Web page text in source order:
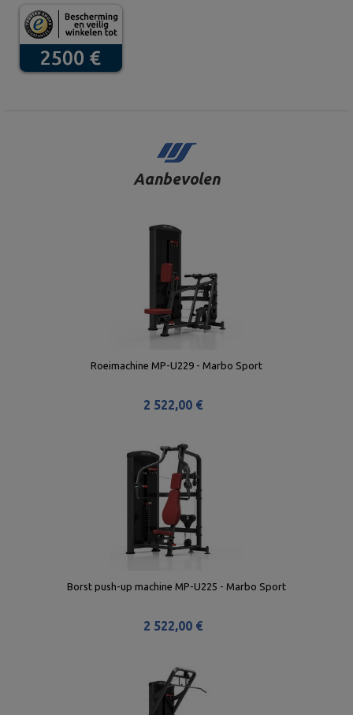
Aanbevolen
Roeimachine MP-U229 - Marbo Sport
2 522,00 €
Borst push-up machine MP-U225 - Marbo Sport
2 522,00 €